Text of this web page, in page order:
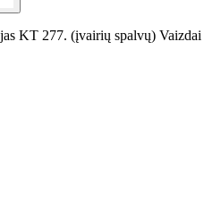
KT 277. (įvairių spalvų) Vaizdai